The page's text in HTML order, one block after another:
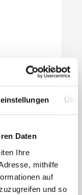
Daten
Ihre
mithilfe
auf
und so
Eisen